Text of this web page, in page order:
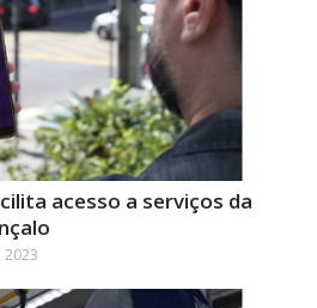
acesso a serviços da